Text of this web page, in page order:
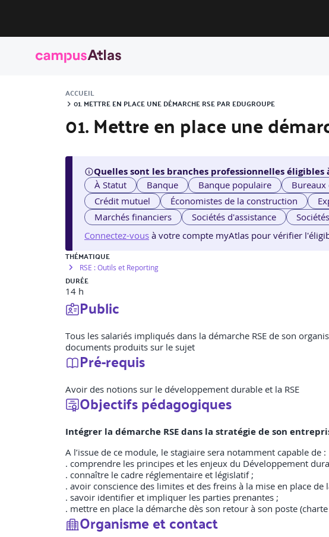
ACCUEIL
01. METTRE EN PLACE UNE DÉMARCHE RSE PAR EDUGROUPE
01. Mettre en place une
Quelles sont les branches professionnelles éligibles
À Statut Banque Banque populaire Bureaux
Crédit mutuel
Économistes de la construction
Marchés financiers
Sociétés d'assistance
Connectez-vous à votre compte myAtlas pour vérifier
THÉMATIQUE
RSE : Outils et Reporting
DURÉE
14 h
Public
Tous les salariés impliqués dans la démarche RSE de son
documents produits sur le sujet
Pré-requis
Avoir des notions sur le développement durable et la RSE
Objectifs pédagogiques
Intégrer la démarche RSE dans la stratégie de son
A l’issue de ce module, le stagiaire sera notamment capable de :
. comprendre les principes et les enjeux du Développement
. connaître le cadre réglementaire et législatif ;
. avoir conscience des limites et des freins à la mise en place de
. savoir identifier et impliquer les parties prenantes ;
. mettre en place la démarche dès son retour à son poste (charte
Organisme et contact